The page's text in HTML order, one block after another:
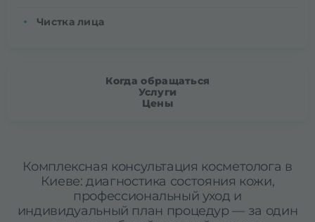
Чистка лица
Когда обращаться
Услуги
Цены
Комплексная консультация косметолога в
Киеве: диагностика состояния кожи,
профессиональный уход и
индивидуальный план процедур — за один